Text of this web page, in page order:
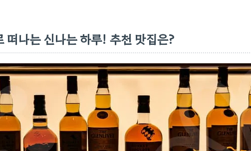
떠나는 신나는 하루! 추천 맛집은?